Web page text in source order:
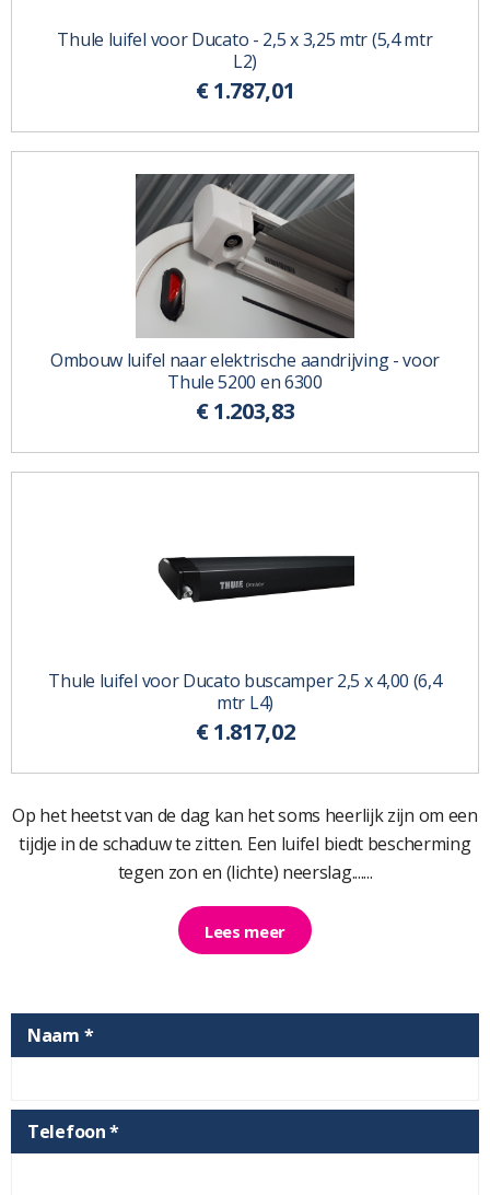
Thule luifel voor Ducato - 2,5 x 3,25 mtr (5,4 mtr
L2)
€ 1.787,01
Ombouw luifel naar elektrische aandrijving - voor
Thule 5200 en 6300
€ 1.203,83
Thule luifel voor Ducato buscamper 2,5 x 4,00 (6,4
mtr L4)
€ 1.817,02
Op het heetst van de dag kan het soms heerlijk zijn om een
tijdje in de schaduw te zitten. Een luifel biedt bescherming
tegen zon en (lichte) neerslag.......
Lees meer
Naam *
Telefoon *